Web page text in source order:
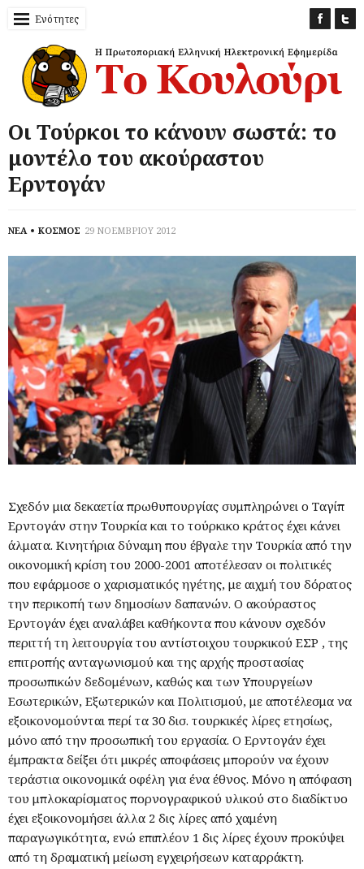
Ενότητες
Οι Τούρκοι το κάνουν σωστά: το
μοντέλο του ακούραστου
Ερντογάν
ΝΕΑ ΚΟΣΜΟΣ 29 ΝΟΕΜΒΡΙΟΥ 2012
Σχεδόν μια δεκαετία πρωθυπουργίας συμπληρώνει ο Ταγίπ
Ερντογάν στην Τουρκία και το τούρκικο κράτος έχει κάνει
άλματα. Κινητήρια δύναμη που έβγαλε την Τουρκία από την
οικονομική κρίση του 2000-2001 αποτέλεσαν οι πολιτικές
που εφάρμοσε ο χαρισματικός ηγέτης, με αιχμή του δόρατος
την περικοπή των δημοσίων δαπανών. Ο ακούραστος
Ερντογάν έχει αναλάβει καθήκοντα που κάνουν σχεδόν
περιττή τη λειτουργία του αντίστοιχου τουρκικού ΕΣΡ , της
επιτροπής ανταγωνισμού και της αρχής προστασίας
προσωπικών δεδομένων, καθώς και των Υπουργείων
Εσωτερικών, Εξωτερικών και Πολιτισμού, με αποτέλεσμα να
εξοικονομούνται περί τα 30 δισ. τουρκικές λίρες ετησίως,
μόνο από την προσωπική του εργασία. Ο Ερντογάν έχει
έμπρακτα δείξει ότι μικρές αποφάσεις μπορούν να έχουν
τεράστια οικονομικά οφέλη για ένα έθνος. Μόνο η απόφαση
του μπλοκαρίσματος πορνογραφικού υλικού στο διαδίκτυο
έχει εξοικονομήσει άλλα 2 δις λίρες από χαμένη
παραγωγικότητα, ενώ επιπλέον 1 δις λίρες έχουν προκύψει
από τη δραματική μείωση εγχειρήσεων καταρράκτη.